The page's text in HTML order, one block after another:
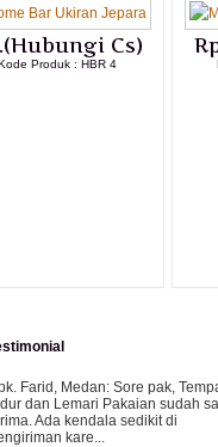
Cs)
Produk : HBR 4
Farid, Medan: Sore pak,
dan Lemari Pakaian sudah
Ada kendala sedikit di
kare...